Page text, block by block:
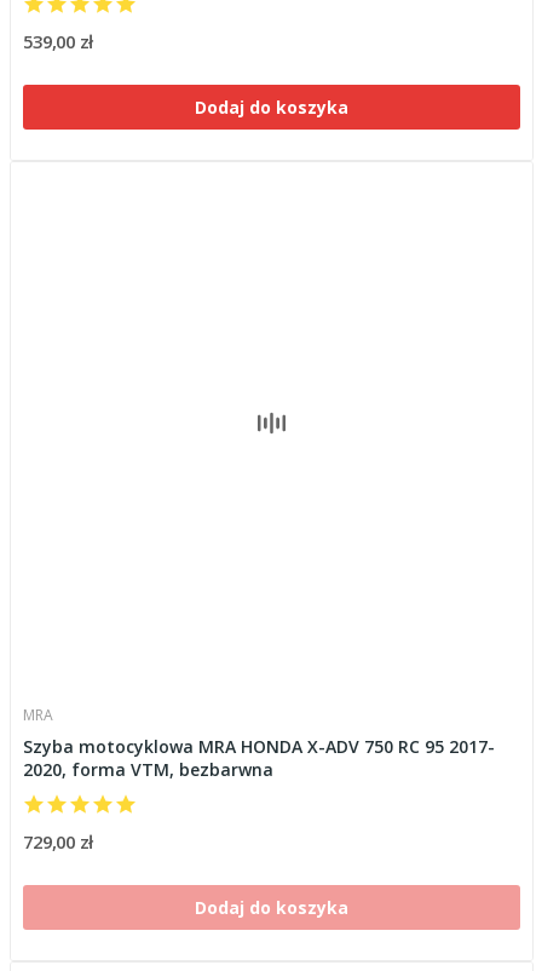
539,00 zł
Dodaj do koszyka
MRA
Szyba motocyklowa MRA HONDA X-ADV 750 RC 95 2017-
2020, forma VTM, bezbarwna
729,00 zł
Dodaj do koszyka